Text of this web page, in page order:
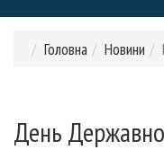
Головна
Новини
День